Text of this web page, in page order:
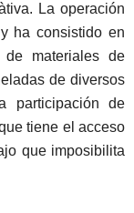
La operación
ha consistido en
materiales de
de diversos
participación de
tiene el acceso
que imposibilita